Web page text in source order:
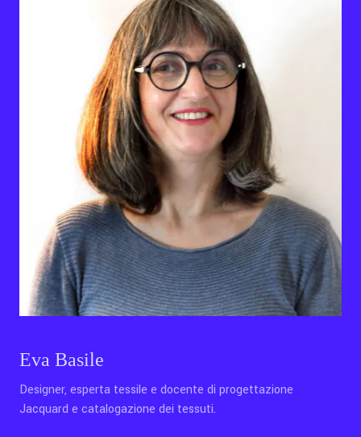
Eva Basile
Designer, esperta tessile e docente di progettazione
Jacquard e catalogazione dei tessuti.